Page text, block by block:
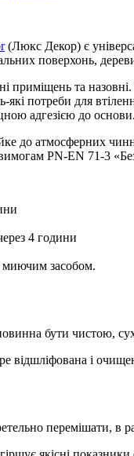
(Люкс Декор) є
поверхонь,
приміщень та
які потреби для
адгезією до основи.
до атмосферних
PN-EN 71-3
4 години
миючим засобом.
бути чистою,
відшліфована і
перемішати, в